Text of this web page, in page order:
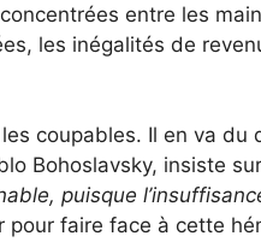
entre les
les inégalités de
coupables. Il en va
Bohoslavsky, insiste
puisque
pour faire face à cette